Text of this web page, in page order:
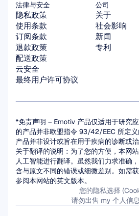
公司
关于
社会影响
新闻
专利
法律与安全
隐私政策
使用条款
订阅条款
退款政策
配送政策
云安全
最终用户许可协议
*免责声明 – Emotiv 产品仅适用于研究
的产品并非欧盟指令 93/42/EEC 所定
产品并非设计或旨在用于疾病的诊断或治
关于翻译的说明：为了您的方便，本网
人工智能进行翻译。虽然我们力求准确
含与原文不同的错误或细微差别。如需
参阅本网站的英文版本。
您的隐私选择
请勿出售 my 个人信息